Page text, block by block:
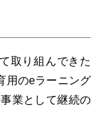
取り組んできた
用のeラーニング
業として継続の